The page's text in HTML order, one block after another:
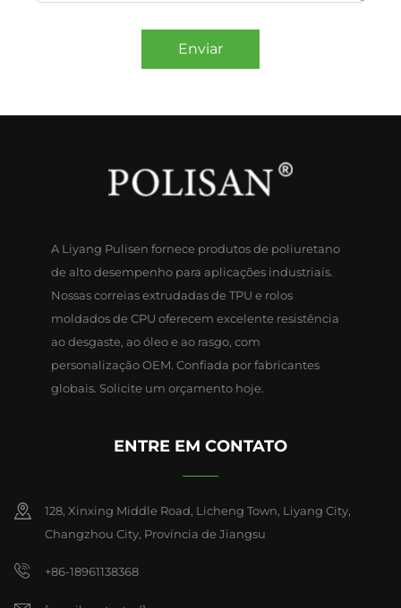
Enviar
A Liyang Pulisen fornece produtos de poliuretano
de alto desempenho para aplicações industriais.
Nossas correias extrudadas de TPU e rolos
moldados de CPU oferecem excelente resistência
ao desgaste, ao óleo e ao rasgo, com
personalização OEM. Confiada por fabricantes
globais. Solicite um orçamento hoje.
ENTRE EM CONTATO
128, Xinxing Middle Road, Licheng Town, Liyang City,
Changzhou City, Província de Jiangsu
+86-18961138368